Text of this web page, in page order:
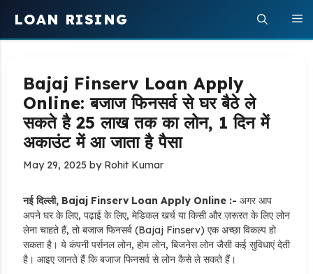
content
LOAN RISING
Bajaj Finserv Loan Apply
Online: बजाज फिनसर्व से घर बैठे ले
सकते है 25 लाख तक का लोन, 1 दिन में
अकाउंट में आ जाता है पैसा
May 29, 2025 by Rohit Kumar
नई दिल्ली, Bajaj Finserv Loan Apply Online :- अगर आप
अपने घर के लिए, पढ़ाई के लिए, मेडिकल खर्च या किसी और ज़रूरत के लिए लोन
लेना चाहते हैं, तो बजाज फिनसर्व (Bajaj Finserv) एक अच्छा विकल्प हो
सकता है। ये कंपनी पर्सनल लोन, होम लोन, बिजनेस लोन जैसी कई सुविधाएं देती
है। आइए जानते हैं कि बजाज फिनसर्व से लोन कैसे ले सकते हैं।